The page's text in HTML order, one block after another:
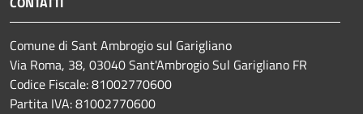
Comune di Sant Ambrogio sul Garigliano
Via Roma, 38, 03040 Sant'Ambrogio Sul Garigliano FR
Codice Fiscale: 81002770600
Partita IVA: 81002770600